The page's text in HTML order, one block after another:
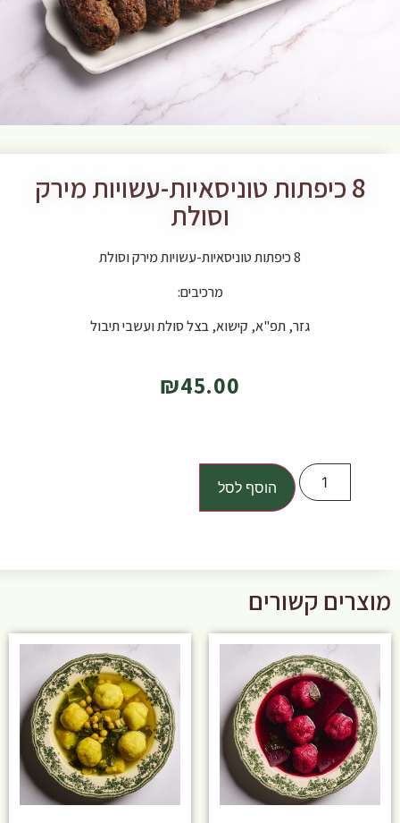
8 כיפתות טוניסאיות-עשויות מירק
וסולת
8 כיפתות טוניסאיות-עשויות מירק וסולת
מרכיבים:
גזר, תפ"א, קישוא, בצל סולת ועשבי תיבול
₪45.00
הוסף לסל
מוצרים קשורים